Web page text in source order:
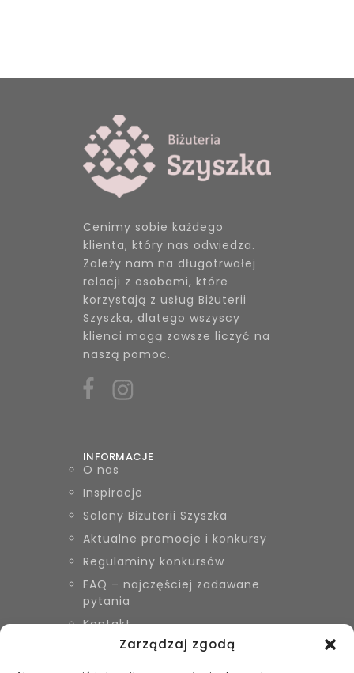
Zarządzaj zgodą
Cenimy sobie każdego
klienta, który nas odwiedza.
Zależy nam na długotrwałej
relacji z osobami, które
korzystają z usług Biżuterii
Szyszka, dlatego wszyscy
klienci mogą zawsze liczyć na
naszą pomoc.
INFORMACJE
O nas
Inspiracje
Salony Biżuterii Szyszka
Aktualne promocje i konkursy
Regulaminy konkursów
FAQ – najczęściej zadawane
pytania
Kontakt